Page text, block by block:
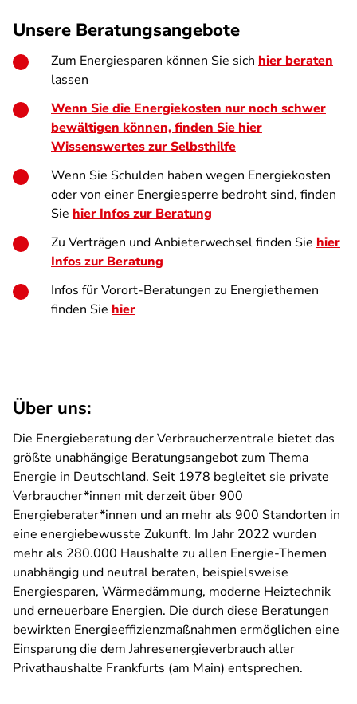
Unsere Beratungsangebote
Zum Energiesparen können Sie sich hier beraten
lassen
Wenn Sie die Energiekosten nur noch schwer
bewältigen können, finden Sie hier
Wissenswertes zur Selbsthilfe
Wenn Sie Schulden haben wegen Energiekosten
oder von einer Energiesperre bedroht sind, finden
Sie hier Infos zur Beratung
Zu Verträgen und Anbieterwechsel finden Sie hier
Infos zur Beratung
Infos für Vorort-Beratungen zu Energiethemen
finden Sie hier
Über uns:
Die Energieberatung der Verbraucherzentrale bietet das
größte unabhängige Beratungsangebot zum Thema
Energie in Deutschland. Seit 1978 begleitet sie private
Verbraucher*innen mit derzeit über 900
Energieberater*innen und an mehr als 900 Standorten in
eine energiebewusste Zukunft. Im Jahr 2022 wurden
mehr als 280.000 Haushalte zu allen Energie-Themen
unabhängig und neutral beraten, beispielsweise
Energiesparen, Wärmedämmung, moderne Heiztechnik
und erneuerbare Energien. Die durch diese Beratungen
bewirkten Energieeffizienzmaßnahmen ermöglichen eine
Einsparung die dem Jahresenergieverbrauch aller
Privathaushalte Frankfurts (am Main) entsprechen.